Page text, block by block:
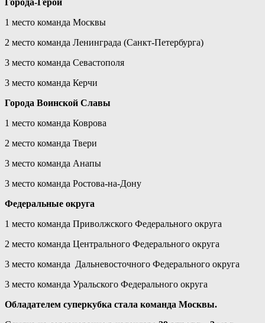
1 место команда Москвы
2 место команда Ленинграда (Санкт-Петербурга)
3 место команда Севастополя
3 место команда Керчи
Города Воинской Славы
1 место команда Коврова
2 место команда Твери
3 место команда Анапы
3 место команда Ростова-на-Дону
Федеральные округа
1 место команда Приволжского Федерального округа
2 место команда Центрального Федерального округа
3 место команда Дальневосточного Федерального округа
3 место команда Уральского Федерального округа
Обладателем суперкубка стала команда Москвы.